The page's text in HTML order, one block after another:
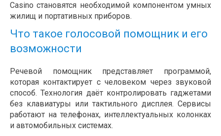
Casino становятся необходимой компонентом умных
жилищ и портативных приборов.
Что такое голосовой помощник и его
возможности
Речевой помощник представляет программой,
которая контактирует с человеком через звуковой
способ. Технология даёт контролировать гаджетами
без клавиатуры или тактильного дисплея. Сервисы
работают на телефонах, интеллектуальных колонках
и автомобильных системах.